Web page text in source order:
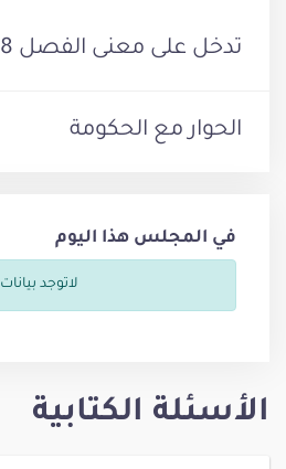
تدخل على معنى الفصل 108
الحوار مع الحكومة
في المجلس هذا اليوم
لاتوجد بيانات
الأسئلة الكتابية